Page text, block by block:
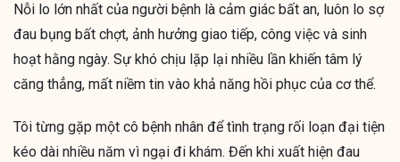
Nỗi lo lớn nhất của người bệnh là cảm giác bất an, luôn lo sợ
đau bụng bất chợt, ảnh hưởng giao tiếp, công việc và sinh
hoạt hằng ngày. Sự khó chịu lặp lại nhiều lần khiến tâm lý
căng thẳng, mất niềm tin vào khả năng hồi phục của cơ thể.
Tôi từng gặp một cô bệnh nhân để tình trạng rối loạn đại tiện
kéo dài nhiều năm vì ngại đi khám. Đến khi xuất hiện đau